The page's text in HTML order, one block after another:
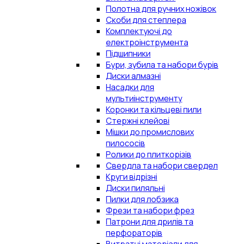
Полотна для ручних ножівок
Скоби для степлера
Комплектуючі до
електроінструмента
Підшипники
Бури, зубила та набори бурів
Диски алмазні
Насадки для
мультиінструменту
Коронки та кільцеві пили
Стержні клейові
Мішки до промислових
пилососів
Ролики до плиткорізів
Свердла та набори свердел
Круги відрізні
Диски пиляльні
Пилки для лобзика
Фрези та набори фрез
Патрони для дрилів та
перфораторів